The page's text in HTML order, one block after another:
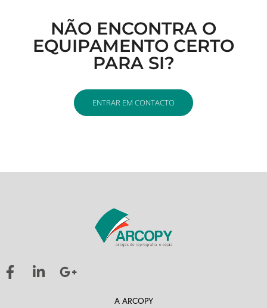
NÃO ENCONTRA O
EQUIPAMENTO CERTO
PARA SI?
ENTRAR EM CONTACTO
A ARCOPY